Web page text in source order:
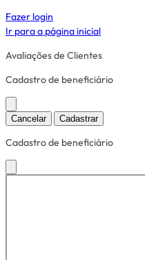
Fazer login
Ir para a página inicial
Avaliações de Clientes
Cadastro de beneficiário
Cancelar Cadastrar
Cadastro de beneficiário